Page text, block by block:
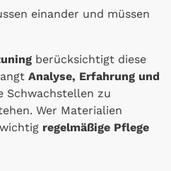
einander und müssen
berücksichtigt diese
Analyse, Erfahrung und
Schwachstellen zu
Wer Materialien
regelmäßige Pflege